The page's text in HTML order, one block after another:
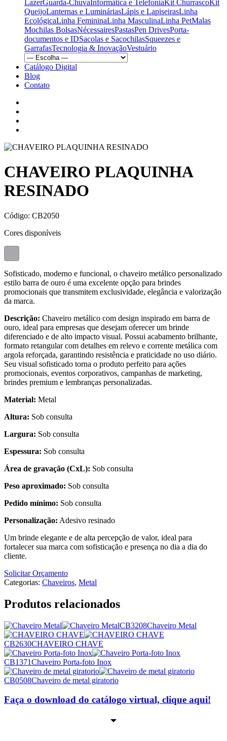
LazerGuarda-ChuvaInformática e TelefoniaKit ChurrascoKit
QueijoLanternas e LumináriasLápis e LapiseirasLinha
EcológicaLinha FemininaLinha MasculinaLinha PetMalas
Mochilas BolsasNécessairesPastasPen DrivesPorta-
documentos e IDSacolas e SacochilasSqueezes e
GarrafasTecnologia & InovaçãoVestuário
Catálogo Digital
Blog
Contato
CHAVEIRO PLAQUINHA
RESINADO
Código: CB2050
Cores disponíveis
Sofisticado, moderno e funcional, o chaveiro metálico personalizado
estilo barra de ouro é uma excelente opção para brindes
promocionais que transmitem exclusividade, elegância e valorização
da marca.
Descrição: Chaveiro metálico com design inspirado em barra de
ouro, ideal para empresas que desejam oferecer um brinde
diferenciado e de alto impacto visual. Possui acabamento brilhante,
formato retangular com detalhes em relevo e corrente metálica com
argola reforçada, garantindo resistência e praticidade no uso diário.
Seu visual sofisticado torna o produto perfeito para ações
promocionais, eventos corporativos, campanhas de marketing,
brindes premium e lembranças personalizadas.
Material: Metal
Altura: Sob consulta
Largura: Sob consulta
Espessura: Sob consulta
Área de gravação (CxL): Sob consulta
Peso aproximado: Sob consulta
Pedido mínimo: Sob consulta
Personalização: Adesivo resinado
Um brinde elegante e de alta percepção de valor, ideal para
fortalecer sua marca com sofisticação e presença no dia a dia do
cliente.
Solicitar Orçamento
Categorias: Chaveiros, Metal
Produtos relacionados
CB3208Chaveiro Metal
CB2630CHAVEIRO CHAVE
CB1371Chaveiro Porta-foto Inox
CB0508Chaveiro de metal giratorio
Faça o download do catálogo virtual, clique aqui!